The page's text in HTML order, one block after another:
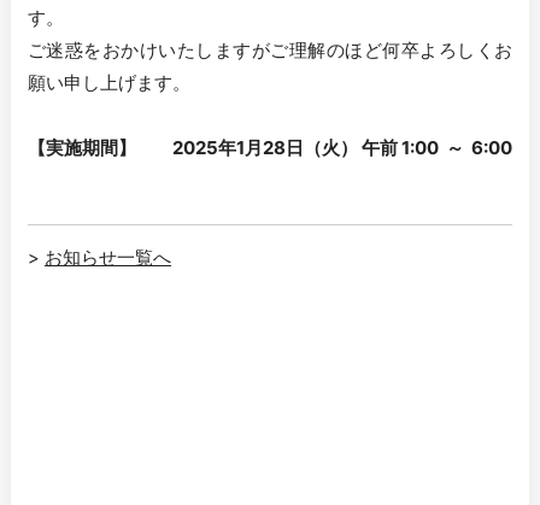
す。
ご迷惑をおかけいたしますがご理解のほど何卒よろしくお
願い申し上げます。
【実施期間】　　2025年1月28日（火） 午前 1:00  ～  6:00
> お知らせ一覧へ